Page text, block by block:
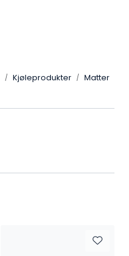
Kjøleprodukter Matter